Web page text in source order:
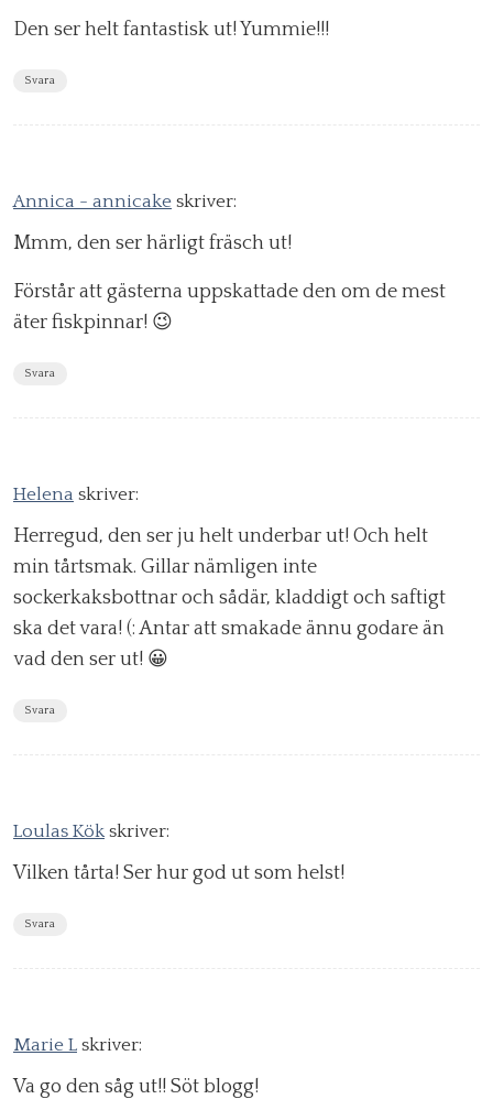
Den ser helt fantastisk ut! Yummie!!!
Svara
Annica - annicake skriver:
Mmm, den ser härligt fräsch ut!
Förstår att gästerna uppskattade den om de mest
äter fiskpinnar! 😉
Svara
Helena skriver:
Herregud, den ser ju helt underbar ut! Och helt
min tårtsmak. Gillar nämligen inte
sockerkaksbottnar och sådär, kladdigt och saftigt
ska det vara! (: Antar att smakade ännu godare än
vad den ser ut! 😀
Svara
Loulas Kök skriver:
Vilken tårta! Ser hur god ut som helst!
Svara
Marie L skriver:
Va go den såg ut!! Söt blogg!